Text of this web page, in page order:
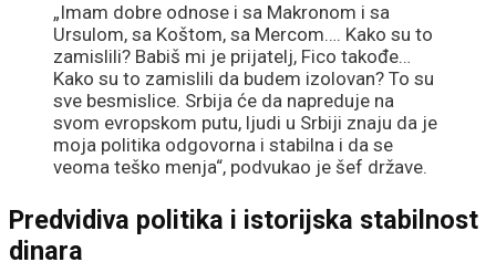
„Imam dobre odnose i sa Makronom i sa
Ursulom, sa Koštom, sa Mercom…. Kako su to
zamislili? Babiš mi je prijatelj, Fico takođe…
Kako su to zamislili da budem izolovan? To su
sve besmislice. Srbija će da napreduje na
svom evropskom putu, ljudi u Srbiji znaju da je
moja politika odgovorna i stabilna i da se
veoma teško menja“, podvukao je šef države.
Predvidiva politika i istorijska stabilnost
dinara